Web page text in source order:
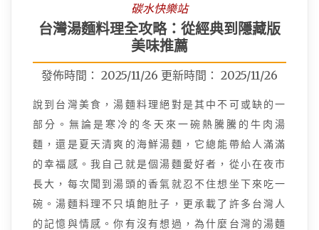
碳水快樂站
台灣湯麵料理全攻略：從經典到隱藏版
美味推薦
發佈時間： 2025/11/26 更新時間： 2025/11/26
說到台灣美食，湯麵料理絕對是其中不可或缺的一
部分。無論是寒冷的冬天來一碗熱騰騰的牛肉湯
麵，還是夏天清爽的海鮮湯麵，它總能帶給人滿滿
的幸福感。我自己就是個湯麵愛好者，從小在夜市
長大，每次聞到湯頭的香氣就忍不住想坐下來吃一
碗。湯麵料理不只填飽肚子，更承載了許多台灣人
的記憶與情感。你有沒有想過，為什麼台灣的湯麵